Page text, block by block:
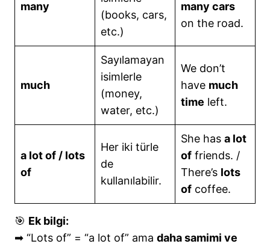
many
(books, cars,
etc.)
many cars
on the road.
much
Sayılamayan
isimlerle
(money,
water, etc.)
We don’t
have much
time left.
a lot of / lots
of
Her iki türle
de
kullanılabilir.
She has a lot
of friends. /
There’s lots
of coffee.
🎯 Ek bilgi:
➡ “Lots of” = “a lot of” ama daha samimi ve